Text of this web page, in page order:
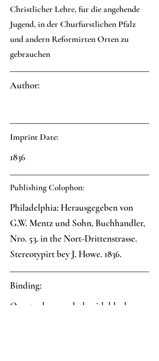
Christlicher Lehre, fur die angehende
Jugend, in der Churfurstlichen Pfalz
und andern Reformirten Orten zu
gebrauchen
Author:
Imprint Date:
1836
Publishing Colophon:
Philadelphia: Herausgegeben von
G.W. Mentz und Sohn, Buchhandler,
Nro. 53. in the Nort-Drittenstrasse.
Stereotypirt bey J. Howe. 1836.
Binding:
Quarter brown cloth with block